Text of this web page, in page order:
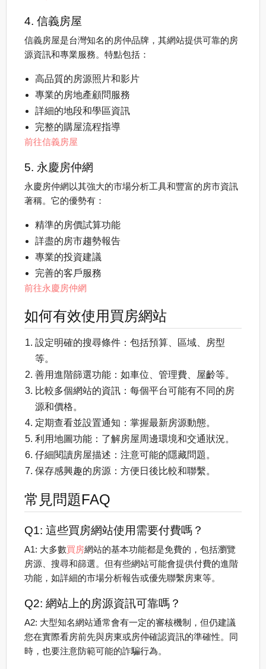
4. 信義房屋
信義房屋是台灣知名的房仲品牌，其網站提供可靠的房
源資訊和專業服務。特點包括：
高品質的房源照片和影片
專業的房地產顧問服務
詳細的地段和學區資訊
完整的購屋流程指導
前往信義房屋
5. 永慶房仲網
永慶房仲網以其強大的市場分析工具和豐富的房市資訊
著稱。它的優勢有：
精準的房價試算功能
詳盡的房市趨勢報告
專業的投資建議
完善的客戶服務
前往永慶房仲網
如何有效使用買房網站
設定明確的搜尋條件：包括預算、區域、房型
等。
善用進階篩選功能：如車位、管理費、屋齡等。
比較多個網站的資訊：每個平台可能有不同的房
源和價格。
定期查看並設置通知：掌握最新房源動態。
利用地圖功能：了解房屋周邊環境和交通狀況。
仔細閱讀房屋描述：注意可能的隱藏問題。
保存感興趣的房源：方便日後比較和聯繫。
常見問題FAQ
Q1: 這些買房網站使用需要付費嗎？
A1: 大多數買房網站的基本功能都是免費的，包括瀏覽
房源、搜尋和篩選。但有些網站可能會提供付費的進階
功能，如詳細的市場分析報告或優先聯繫房東等。
Q2: 網站上的房源資訊可靠嗎？
A2: 大型知名網站通常會有一定的審核機制，但仍建議
您在實際看房前先與房東或房仲確認資訊的準確性。同
時，也要注意防範可能的詐騙行為。